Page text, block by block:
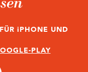
iPHONE UND
PLAY